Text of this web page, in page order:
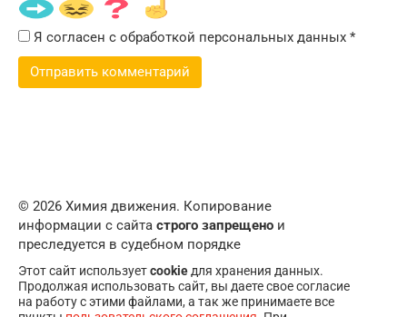
Я согласен с обработкой персональных данных *
© 2026 Химия движения. Копирование
информации с сайта строго запрещено и
преследуется в судебном порядке
Этот сайт используетcookie для хранения данных.
Продолжая использовать сайт, вы даете свое согласие
на работу с этими файлами, а так же принимаете все